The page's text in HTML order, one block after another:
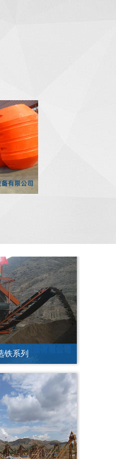
进绞吸式清淤船
铁系列
船（80m³h)